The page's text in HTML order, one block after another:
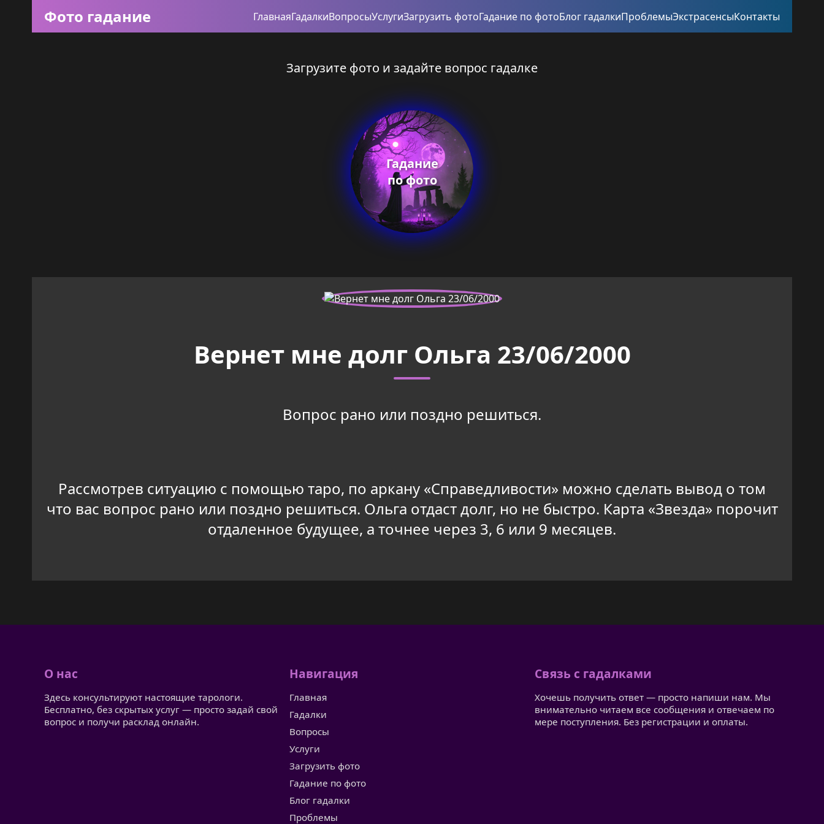
Фото гадание ГлавнаяГадалкиВопросыУслугиЗагрузить фотоГадание по фотоБлог гадалкиПроблемыЭкстрасенсыКонтакты
Загрузите фото и задайте вопрос гадалке
Гадание
по фото
Вернет мне долг Ольга 23/06/2000
Вопрос рано или поздно решиться.
Рассмотрев ситуацию с помощью таро, по аркану «Справедливости» можно сделать вывод о том
что вас вопрос рано или поздно решиться. Ольга отдаст долг, но не быстро. Карта «Звезда» порочит
отдаленное будущее, а точнее через 3, 6 или 9 месяцев.
О нас
Здесь консультируют настоящие тарологи.
Бесплатно, без скрытых услуг — просто задай свой
вопрос и получи расклад онлайн.
Навигация
Главная
Гадалки
Вопросы
Услуги
Загрузить фото
Гадание по фото
Блог гадалки
Проблемы
Связь с гадалками
Хочешь получить ответ — просто напиши нам. Мы
внимательно читаем все сообщения и отвечаем по
мере поступления. Без регистрации и оплаты.